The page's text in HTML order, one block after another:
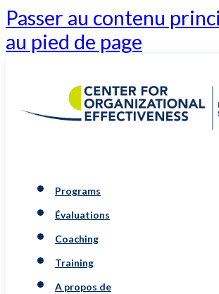
Passer au contenu
au pied de page
Programs
Évaluations
Coaching
Training
A propos de